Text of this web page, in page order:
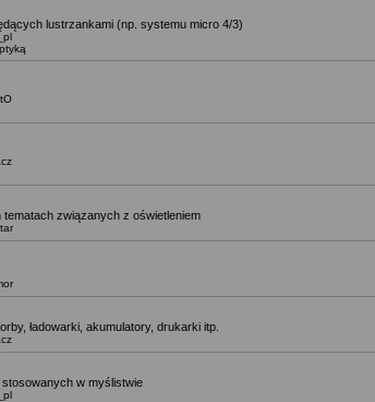
lustrzankami (np. systemu micro 4/3)
związanych z oświetleniem
ładowarki, akumulatory, drukarki itp.
w myślistwie